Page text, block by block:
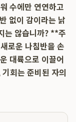
수에만 연연하고
없이 감이라는 낡
는 않습니까? **주
로운 나침반을 손
대륙으로 이끌어
회는 준비된 자의